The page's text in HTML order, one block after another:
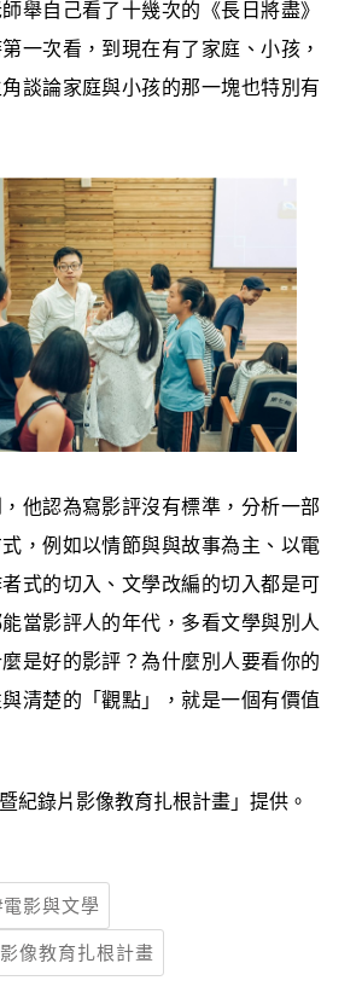
舉自己看了十幾次的《長日將盡》
一次看，到現在有了家庭、小孩，
談論家庭與小孩的那一塊也特別有
他認為寫影評沒有標準，分析一部
，例如以情節與與故事為主、以電
式的切入、文學改編的切入都是可
當影評人的年代，多看文學與別人
是好的影評？為什麼別人要看你的
清楚的「觀點」，就是一個有價值
紀錄片影像教育扎根計畫」提供。
電影與文學
像教育扎根計畫